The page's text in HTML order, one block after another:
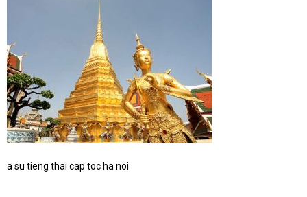
a su tieng thai cap toc ha noi